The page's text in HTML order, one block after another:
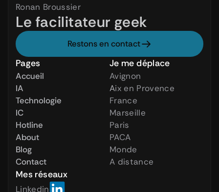
Ronan Broussier
Le facilitateur geek
Restons en contact
Pages
Accueil
IA
Technologie
IC
Hotline
About
Blog
Contact
Je me déplace
Avignon
Aix en Provence
France
Marseille
Paris
PACA
Monde
A distance
Mes réseaux
Linkedin